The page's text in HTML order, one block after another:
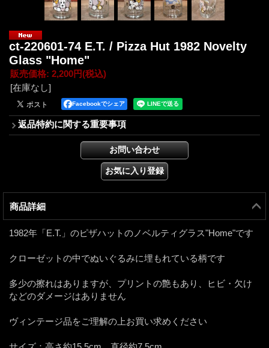
ct-220601-74 E.T. / Pizza Hut 1982 Novelty
Glass "Home"
販売価格: 2,200円(税込)
[在庫なし]
Facebookでシェア
返品特約に関する重要事項
商品詳細
1982年「E.T.」のピザハットのノベルティグラス"Home"です
クローゼットの中でぬいぐるみに埋もれている柄です
多少の擦れはありますが、プリントの艶もあり、ヒビ・欠け
などのダメージはありません
ヴィンテージ品をご理解の上お買い求めください